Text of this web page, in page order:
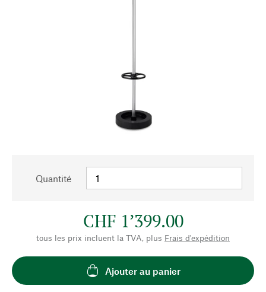
Quantité
CHF 1’399.00
tous les prix incluent la TVA, plus Frais d'expédition
Ajouter au panier